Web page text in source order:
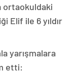
ortaokuldaki
Elif ile 6 yıldır
yarışmalara
etti: